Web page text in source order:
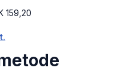
159,20